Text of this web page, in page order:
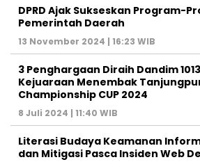
DPRD Ajak Sukseskan Program-
Pemerintah Daerah
13 November 2024 | 16:23 WIB
3 Penghargaan Diraih Dandim
Kejuaraan Menembak
Championship CUP 2024
8 Juli 2024 | 11:40 WIB
Literasi Budaya Keamanan
dan Mitigasi Pasca Insiden Web